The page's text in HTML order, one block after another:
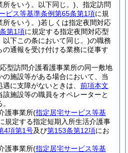
所をいう。以下同じ。) 、指定訪問
ビス等基準条例第65条第1項に規
所をいう。)若しくは指定夜間対応
第1項に規定する指定夜間対応型
下この条において同じ。)の職務
の通報を受け付ける業務に従事す
型訪問介護看護事業所の同一敷地
施設等がある場合において、当
に支障がないときは、 前項本文
施設等の職員をオペレーターと
護事業所(指定居宅サービス等基
規定する指定短期入所生活介護事
4項第1号及び第153条第12項にお
護事業所(指定居宅サービス等基